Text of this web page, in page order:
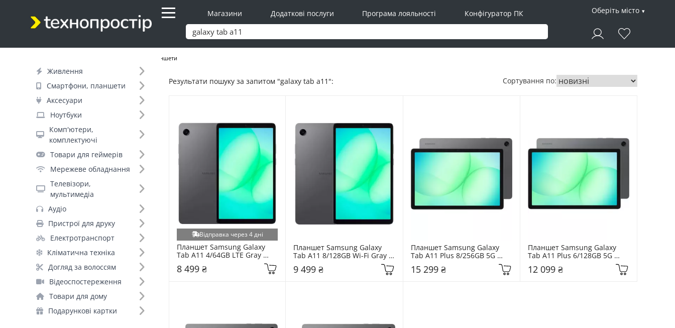
Магазини Додаткові послуги Програма лояльності Конфігуратор ПК Оберіть місто
Живлення
Смартфони, планшети
Аксесуари
Ноутбуки
Комп'ютери,
комплектуючі
Товари для геймерів
Мережеве обладнання
Телевізори,
мультимедіа
Аудіо
Пристрої для друку
Електротранспорт
Кліматична техніка
Догляд за волоссям
Відеоспостереження
Товари для дому
Подарункові картки
Планшети
Фільтр
Днів до відправки (7)
Бренд (19)
Xiaomi (42)
Lenovo (33)
Blackview (26)
Oukitel (19)
Apple (16)
Samsung (16)
Oscal (10)
Pixus (8)
Teclast (8)
Результати пошуку за запитом "galaxy tab a11": Сортування по:
Відправка через 4 дні
Планшет Samsung Galaxy
Tab A11 4/64GB LTE Gray
8 499 ₴
Планшет Samsung Galaxy
Tab A11 8/128GB Wi-Fi Gray
9 499 ₴
Планшет Samsung Galaxy
Tab A11 Plus 8/256GB 5G
15 299 ₴
Планшет Samsung Galaxy
Tab A11 Plus 6/128GB 5G
12 099 ₴